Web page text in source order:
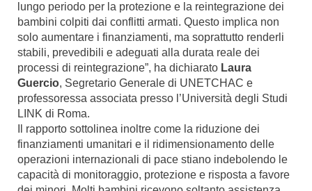
lungo periodo per la protezione e la reintegrazione dei
bambini colpiti dai conflitti armati. Questo implica non
solo aumentare i finanziamenti, ma soprattutto renderli
stabili, prevedibili e adeguati alla durata reale dei
processi di reintegrazione”, ha dichiarato Laura
Guercio, Segretario Generale di UNETCHAC e
professoressa associata presso l’Università degli Studi
LINK di Roma.
Il rapporto sottolinea inoltre come la riduzione dei
finanziamenti umanitari e il ridimensionamento delle
operazioni internazionali di pace stiano indebolendo le
capacità di monitoraggio, protezione e risposta a favore